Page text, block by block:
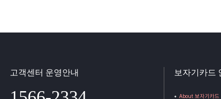
고객센터 운영안내 보자기카드
About 보자기카드